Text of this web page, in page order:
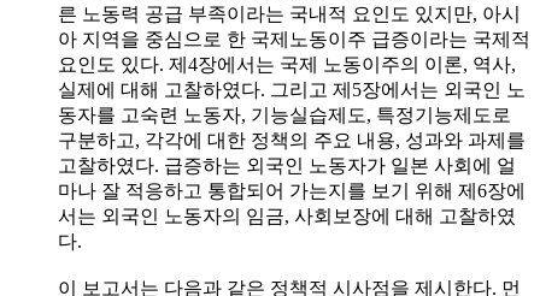
른 노동력 공급 부족이라는 국내적 요인도 있지만, 아시
아 지역을 중심으로 한 국제노동이주 급증이라는 국제적
요인도 있다. 제4장에서는 국제 노동이주의 이론, 역사,
실제에 대해 고찰하였다. 그리고 제5장에서는 외국인 노
동자를 고숙련 노동자, 기능실습제도, 특정기능제도로
구분하고, 각각에 대한 정책의 주요 내용, 성과와 과제를
고찰하였다. 급증하는 외국인 노동자가 일본 사회에 얼
마나 잘 적응하고 통합되어 가는지를 보기 위해 제6장에
서는 외국인 노동자의 임금, 사회보장에 대해 고찰하였
다.
이 보고서는 다음과 같은 정책적 시사점을 제시한다. 먼